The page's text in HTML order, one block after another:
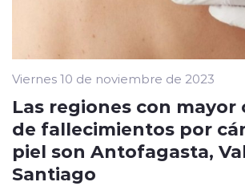
Viernes 10 de noviembre de 2023
Las regiones con mayor
de fallecimientos por
piel son Antofagasta,
Santiago